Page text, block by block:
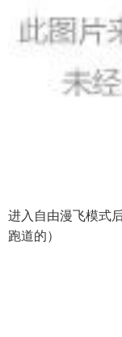
进入自由漫飞模式
跑道的）